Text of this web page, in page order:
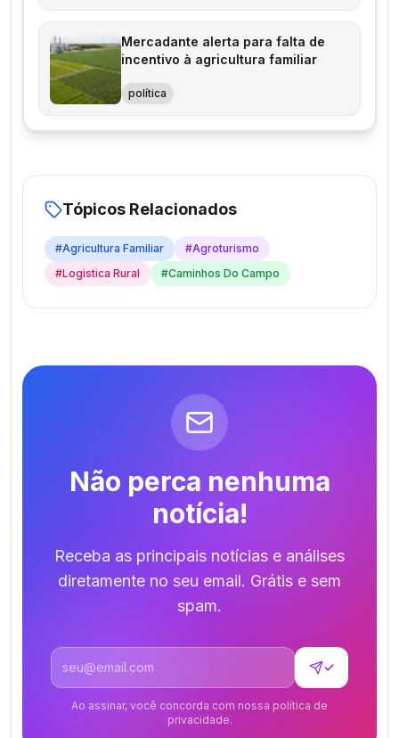
Mercadante alerta para falta de
incentivo à agricultura familiar
política
Tópicos Relacionados
#Agricultura Familiar #Agroturismo
#Logistica Rural #Caminhos Do Campo
Não perca nenhuma
notícia!
Receba as principais notícias e análises
diretamente no seu email. Grátis e sem
spam.
Endereço de email
✓
Ao assinar, você concorda com nossa política de
privacidade.